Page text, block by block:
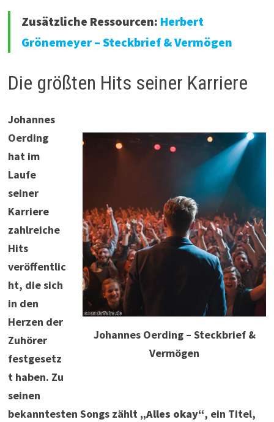
Zusätzliche Ressourcen: Herbert
Grönemeyer – Steckbrief & Vermögen
Die größten Hits seiner Karriere
Johannes Oerding – Steckbrief &
Vermögen
Johannes
Oerding
hat im
Laufe
seiner
Karriere
zahlreiche
Hits
veröffentlic
ht, die sich
in den
Herzen der
Zuhörer
festgesetz
t haben. Zu
seinen
bekanntesten Songs zählt „Alles okay“, ein Titel,